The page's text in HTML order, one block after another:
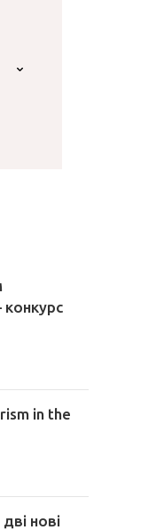
конкурс
in the
нові